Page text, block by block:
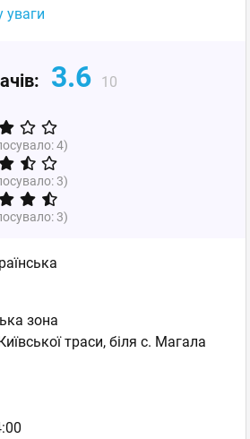
уваги
3.6 10
4)
3)
3)
зона
траси, біля с. Магала